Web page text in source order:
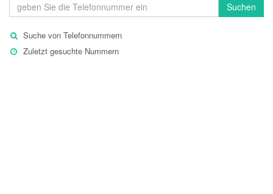
Suchen
Suche von Telefonnummern
Zuletzt gesuchte Nummern